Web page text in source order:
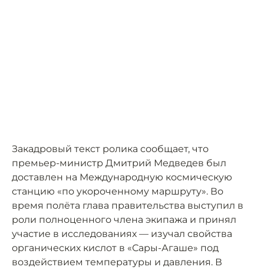
Закадровый текст ролика сообщает, что
премьер-министр Дмитрий Медведев был
доставлен на Международную космическую
станцию «по укороченному маршруту». Во
время полёта глава правительства выступил в
роли полноценного члена экипажа и принял
участие в исследованиях — изучал свойства
органических кислот в «Сары-Агаше» под
воздействием температуры и давления. В